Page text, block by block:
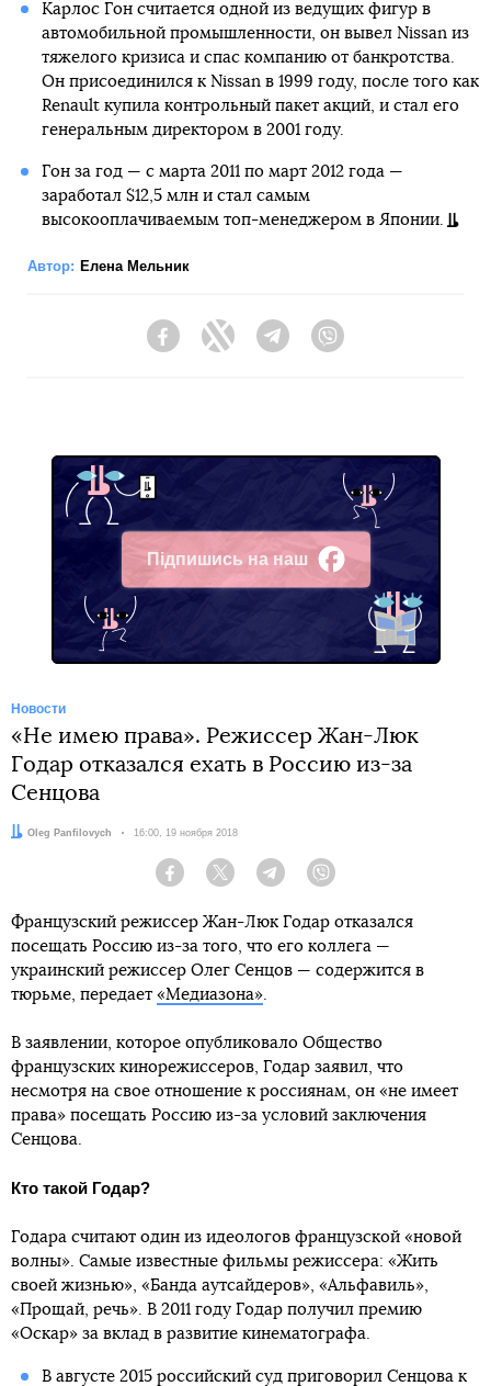
Карлос Гон считается одной из ведущих фигур в
автомобильной промышленности, он вывел Nissan из
тяжелого кризиса и спас компанию от банкротства.
Он присоединился к Nissan в 1999 году, после того как
Renault купила контрольный пакет акций, и стал его
генеральным директором в 2001 году.
Гон за год — с марта 2011 по март 2012 года —
заработал $12,5 млн и стал самым
высокооплачиваемым топ-менеджером в Японии.
Автор: Елена Мельник
FacebookTwitter Telegram
Підпишись на наш
Facebook
Новости
«Не имею права». Режиссер Жан-Люк
Годар отказался ехать в Россию из-за
Сенцова
Автор:
Oleg Panfilovych Дата:
16:00, 19 ноября 2018
Facebook Twitter Telegram
Французский режиссер Жан-Люк Годар отказался
посещать Россию из-за того, что его коллега —
украинский режиссер Олег Сенцов — содержится в
тюрьме, передает «Медиазона».
В заявлении, которое опубликовало Общество
французских кинорежиссеров, Годар заявил, что
несмотря на свое отношение к россиянам, он «не имеет
права» посещать Россию из-за условий заключения
Сенцова.
Кто такой Годар?
Годара считают один из идеологов французской «новой
волны». Самые известные фильмы режиссера: «Жить
своей жизнью», «Банда аутсайдеров», «Альфавиль»,
«Прощай, речь». В 2011 году Годар получил премию
«Оскар» за вклад в развитие кинематографа.
В августе 2015 российский суд приговорил Сенцова к